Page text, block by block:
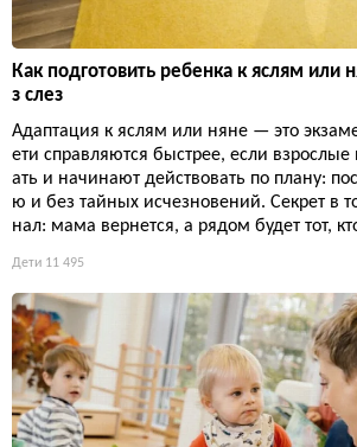
Как подготовить ребенка к яслям или
з слез
Адаптация к яслям или няне — это
ети справляются быстрее, если взрослые
ать и начинают действовать по плану:
ю и без тайных исчезновений. Секрет в
нал: мама вернется, а рядом будет тот,
Дети 11 495